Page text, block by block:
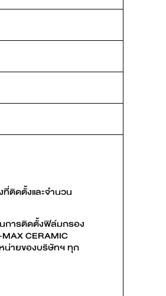
ติดตั้งและจำนวน
การติดตั้งฟิล์มกรอง
CERAMIC
น่ายของบริษัทฯ ทุก